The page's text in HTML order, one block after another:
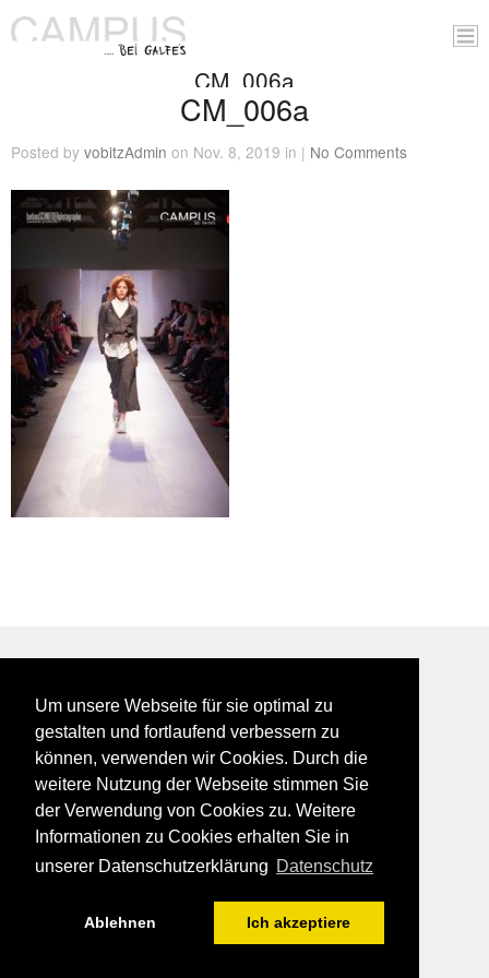
Um unsere Webseite für sie optimal zu
gestalten und fortlaufend verbessern zu
können, verwenden wir Cookies. Durch die
weitere Nutzung der Webseite stimmen Sie
der Verwendung von Cookies zu. Weitere
Informationen zu Cookies erhalten Sie in
unserer Datenschutzerklärung Datenschutz
Ablehnen Ich akzeptiere
CM_006a
CM_006a
Posted by vobitzAdmin on Nov. 8, 2019 in | No Comments
BEI GALFES - hier wird man getroffen
impressum
datenschutz
disclaimer